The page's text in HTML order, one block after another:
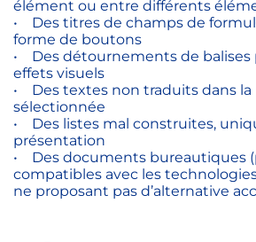
élément ou entre différents
• Des titres de champs de
forme de boutons
• Des détournements de balises
effets visuels
• Des textes non traduits dans la
sélectionnée
• Des listes mal construites,
présentation
• Des documents bureautiques
compatibles avec les
ne proposant pas d’alternative